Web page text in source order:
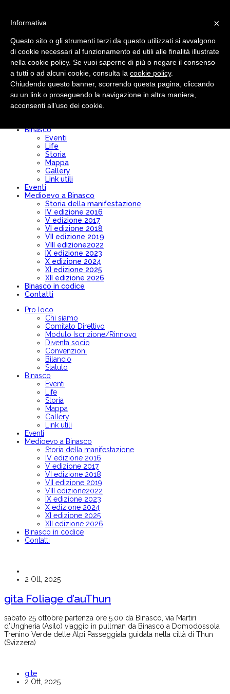
Pro loco
Chi siamo
Comitato Direttivo
Modulo Iscrizione/Rinnovo
Diventa socio
Convenzioni
Binasco
Eventi
Life
Storia
Mappa
Gallery
Link utili
Eventi
Medioevo a Binasco
Storia della manifestazione
IV edizione 2016
V edizione 2017
VI edizione 2018
VII edizione 2019
VIII edizione2022
IX edizione 2023
X edizione 2024
XI edizione 2025
XII edizione 2026
Binasco in codice
Contatti
Pro loco
Chi siamo
Comitato Direttivo
Modulo Iscrizione/Rinnovo
Diventa socio
Convenzioni
Bilancio
Statuto
Binasco
Eventi
Life
Storia
Mappa
Gallery
Link utili
Eventi
Medioevo a Binasco
Storia della manifestazione
IV edizione 2016
V edizione 2017
VI edizione 2018
VII edizione 2019
VIII edizione2022
IX edizione 2023
X edizione 2024
XI edizione 2025
XII edizione 2026
Binasco in codice
Contatti
2 Ott, 2025
gita Foliage d’auThun
sabato 25 ottobre partenza ore 5.00 da Binasco, via Martiri
d’Ungheria (Asilo) viaggio in pullman da Binasco a Domodossola
Trenino Verde delle Alpi Passeggiata guidata nella città di Thun
(Svizzera)
gite
2 Ott, 2025
×
Informativa
Questo sito o gli strumenti terzi da questo utilizzati si avvalgono
di cookie necessari al funzionamento ed utili alle finalità illustrate
nella cookie policy. Se vuoi saperne di più o negare il consenso
a tutti o ad alcuni cookie, consulta la cookie policy.
Chiudendo questo banner, scorrendo questa pagina, cliccando
su un link o proseguendo la navigazione in altra maniera,
acconsenti all’uso dei cookie.